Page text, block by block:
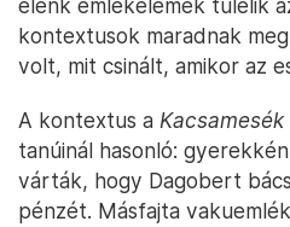
élénk emlékelemek túlélik
kontextusok maradnak
volt, mit csinált, amikor az
A kontextus a Kacsamesék
tanúinál hasonló:
várták, hogy Dagobert
pénzét. Másfajta